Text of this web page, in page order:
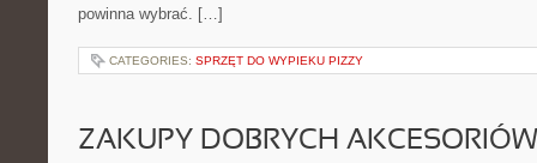
powinna wybrać. […]
CATEGORIES: SPRZĘT DO WYPIEKU PIZZY
ZAKUPY DOBRYCH